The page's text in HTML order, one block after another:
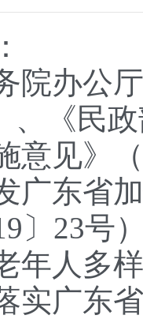
办公厅
、《民
意见》
广东省
〕23
年人多
实广东